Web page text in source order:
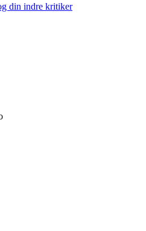
din indre kritiker